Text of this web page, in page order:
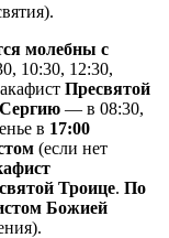
молебны с
10:30, 12:30,
Пресвятой
— в 08:30,
в 17:00
(если нет
Троице. По
Божией